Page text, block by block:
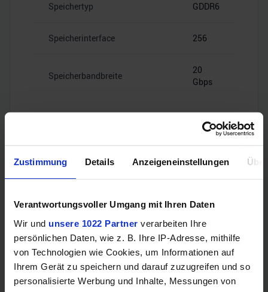
Zustimmung Details Anzeigeneinstellungen
Verantwortungsvoller Umgang mit Ihren Daten
Wir und unsere 1022 Partner verarbeiten Ihre
persönlichen Daten, wie z. B. Ihre IP-Adresse, mithilfe
von Technologien wie Cookies, um Informationen auf
Ihrem Gerät zu speichern und darauf zuzugreifen und so
personalisierte Werbung und Inhalte, Messungen von
Speichertyp GDDR6
Speicherinterface 256
Speicherbandbreite
20
Gbps
Videoanschlüsse
1x HDMI
2.1b
DisplayPort
3x
DisplayPort
2.1a